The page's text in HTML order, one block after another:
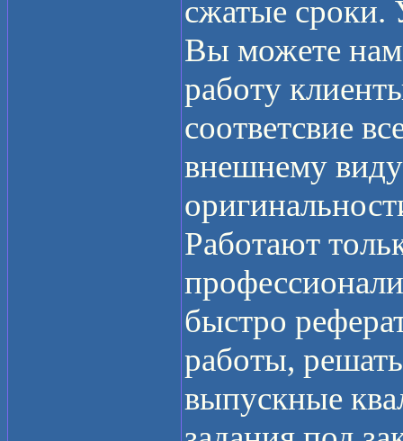
сжатые сроки.
Вы можете нам
работу
соответсвие
внешнему
Работают
быстро
работы,
выпускные